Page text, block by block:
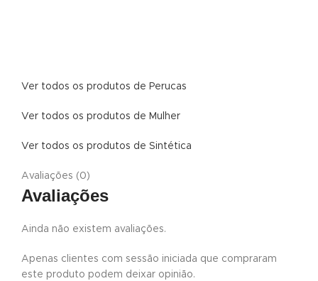
Ver todos os produtos de Perucas
Ver todos os produtos de Mulher
Ver todos os produtos de Sintética
Avaliações (0)
Avaliações
Ainda não existem avaliações.
Apenas clientes com sessão iniciada que compraram
este produto podem deixar opinião.